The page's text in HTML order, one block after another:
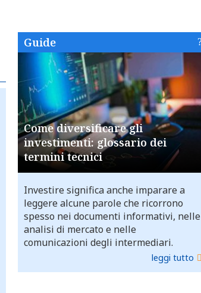
Guide
Come diversificare gli
investimenti: glossario dei
termini tecnici
Investire significa anche imparare a
leggere alcune parole che ricorrono
spesso nei documenti informativi, nelle
analisi di mercato e nelle
comunicazioni degli intermediari.
leggi tutto